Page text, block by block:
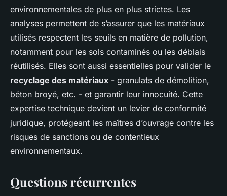
environnementales de plus en plus strictes. Les
analyses permettent de s’assurer que les matériaux
utilisés respectent les seuils en matière de pollution,
notamment pour les sols contaminés ou les déblais
réutilisés. Elles sont aussi essentielles pour valider le
recyclage des matériaux - granulats de démolition,
béton broyé, etc. - et garantir leur innocuité. Cette
expertise technique devient un levier de conformité
juridique, protégeant les maîtres d’ouvrage contre les
risques de sanctions ou de contentieux
environnementaux.
Questions récurrentes